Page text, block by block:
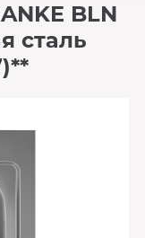
BLN
сталь